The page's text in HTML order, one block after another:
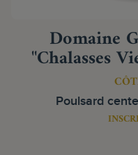
Domaine
"Chalasses
Poulsard